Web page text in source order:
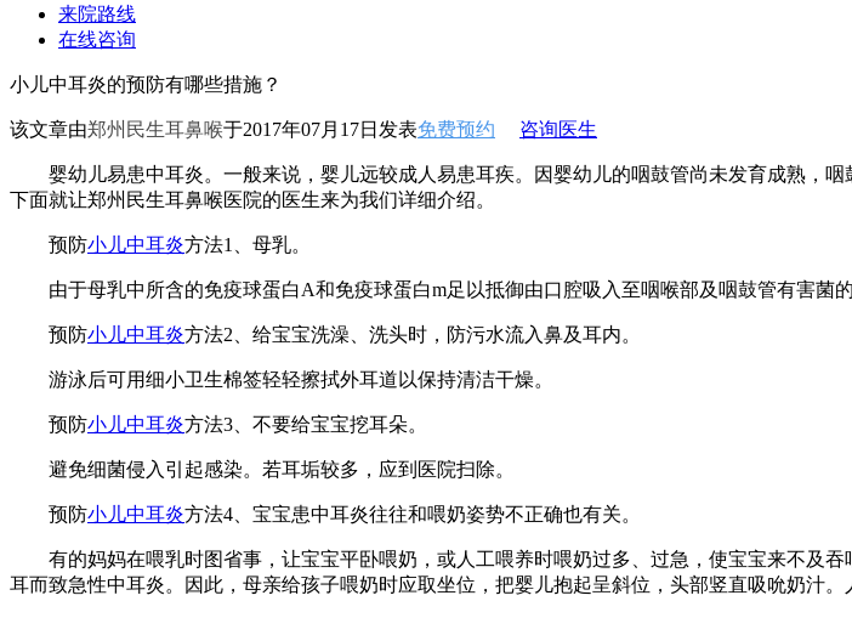
来院路线
在线咨询
小儿中耳炎的预防有哪些措施？
该文章由郑州民生耳鼻喉于2017年07月17日发表免费预约 咨询医生
婴幼儿易患中耳炎。一般来说，婴儿远较成人易患耳疾。因婴幼儿的咽鼓管尚未发育成熟，咽
下面就让郑州民生耳鼻喉医院的医生来为我们详细介绍。
预防小儿中耳炎方法1、母乳。
由于母乳中所含的免疫球蛋白A和免疫球蛋白m足以抵御由口腔吸入至咽喉部及咽鼓管有害菌的
预防小儿中耳炎方法2、给宝宝洗澡、洗头时，防污水流入鼻及耳内。
游泳后可用细小卫生棉签轻轻擦拭外耳道以保持清洁干燥。
预防小儿中耳炎方法3、不要给宝宝挖耳朵。
避免细菌侵入引起感染。若耳垢较多，应到医院扫除。
预防小儿中耳炎方法4、宝宝患中耳炎往往和喂奶姿势不正确也有关。
有的妈妈在喂乳时图省事，让宝宝平卧喂奶，或人工喂养时喂奶过多、过急，使宝宝来不及吞
耳而致急性中耳炎。因此，母亲给孩子喂奶时应取坐位，把婴儿抱起呈斜位，头部竖直吸吮奶汁。